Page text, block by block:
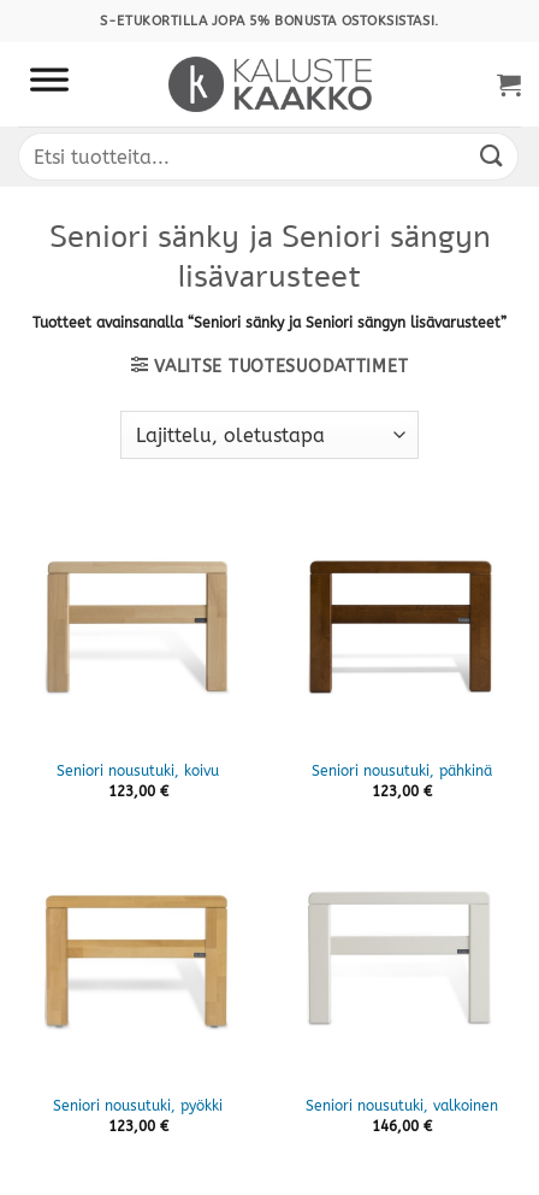
content
S-ETUKORTILLA JOPA 5% BONUSTA OSTOKSISTASI.
Etsi:
Seniori sänky ja Seniori sängyn
lisävarusteet
Tuotteet avainsanalla “Seniori sänky ja Seniori sängyn lisävarusteet”
VALITSE TUOTESUODATTIMET
Seniori nousutuki, koivu
123,00 €
Seniori nousutuki, pähkinä
123,00 €
Seniori nousutuki, pyökki
123,00 €
Seniori nousutuki, valkoinen
146,00 €